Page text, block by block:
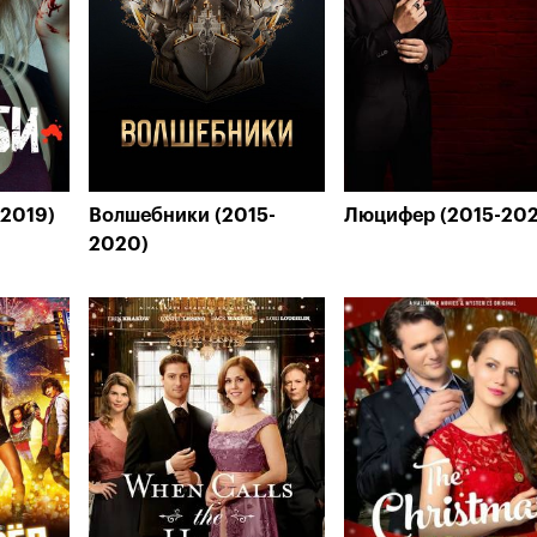
Волшебники (2015-
2020)
Люцифер (2015-